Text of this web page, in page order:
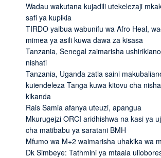
Wadau wakutana kujadili utekelezaji
safi ya kupikia
TIRDO yaibua wabunifu wa Afro Heal,
mimea ya asili kuwa dawa za kisasa
Tanzania, Senegal zaimarisha
nishati
Tanzania, Uganda zatia saini
kuiendeleza Tanga kuwa kitovu cha
kikanda
Rais Samia afanya uteuzi, apangua
Mkurugejzi ORCI aridhishwa na kasi ya
cha matibabu ya saratani BMH
Mfumo wa M+2 waimarisha uhakika wa
Dk Simbeye: Tathmini ya mtaala